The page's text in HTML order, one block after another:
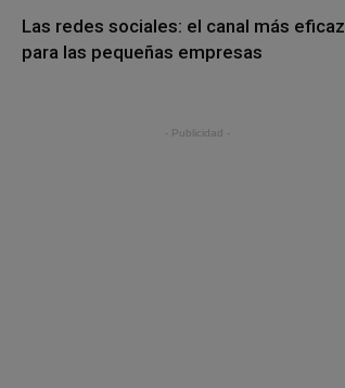
Las redes sociales: el canal más eficaz
para las pequeñas empresas
- Publicidad -